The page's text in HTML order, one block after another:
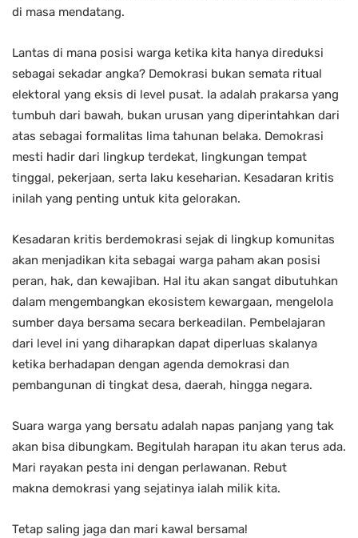
di masa mendatang.
Lantas di mana posisi warga ketika kita hanya direduksi
sebagai sekadar angka? Demokrasi bukan semata ritual
elektoral yang eksis di level pusat. Ia adalah prakarsa yang
tumbuh dari bawah, bukan urusan yang diperintahkan dari
atas sebagai formalitas lima tahunan belaka. Demokrasi
mesti hadir dari lingkup terdekat, lingkungan tempat
tinggal, pekerjaan, serta laku keseharian. Kesadaran kritis
inilah yang penting untuk kita gelorakan.
Kesadaran kritis berdemokrasi sejak di lingkup komunitas
akan menjadikan kita sebagai warga paham akan posisi
peran, hak, dan kewajiban. Hal itu akan sangat dibutuhkan
dalam mengembangkan ekosistem kewargaan, mengelola
sumber daya bersama secara berkeadilan. Pembelajaran
dari level ini yang diharapkan dapat diperluas skalanya
ketika berhadapan dengan agenda demokrasi dan
pembangunan di tingkat desa, daerah, hingga negara.
Suara warga yang bersatu adalah napas panjang yang tak
akan bisa dibungkam. Begitulah harapan itu akan terus ada.
Mari rayakan pesta ini dengan perlawanan. Rebut
makna demokrasi yang sejatinya ialah milik kita.
Tetap saling jaga dan mari kawal bersama!